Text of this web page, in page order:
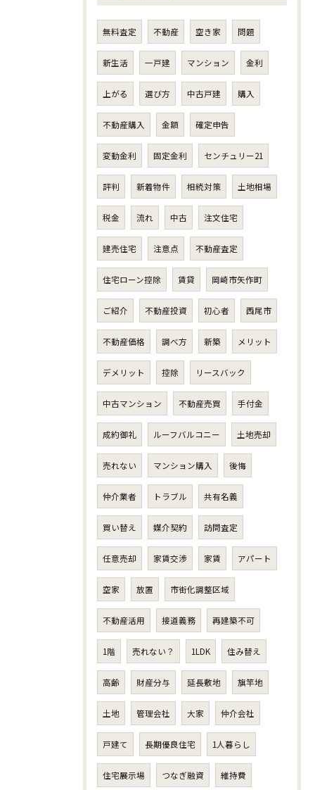
無料査定 不動産 空き家 問題
新生活 一戸建 マンション 金利
上がる 選び方 中古戸建 購入
不動産購入 金額 確定申告
変動金利 固定金利 センチュリー21
評判 新着物件 相続対策 土地相場
税金 流れ 中古 注文住宅
建売住宅 注意点 不動産査定
住宅ローン控除 賃貸 岡崎市矢作町
ご紹介 不動産投資 初心者 西尾市
不動産価格 調べ方 新築 メリット
デメリット 控除 リースバック
中古マンション 不動産売買 手付金
成約御礼 ルーフバルコニー 土地売却
売れない マンション購入 後悔
仲介業者 トラブル 共有名義
買い替え 媒介契約 訪問査定
任意売却 家賃交渉 家賃 アパート
空家 放置 市街化調整区域
不動産活用 接道義務 再建築不可
1階 売れない？ 1LDK 住み替え
高齢 財産分与 延長敷地 旗竿地
土地 管理会社 大家 仲介会社
戸建て 長期優良住宅 1人暮らし
住宅展示場 つなぎ融資 維持費